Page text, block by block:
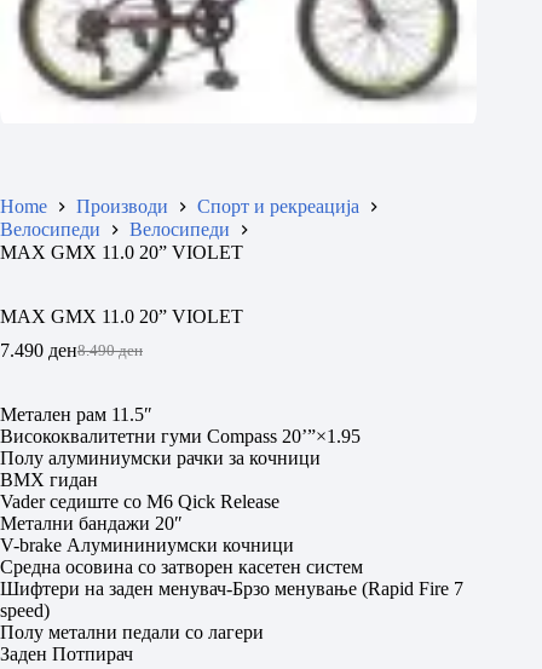
Home Производи
Спорт и рекреација
Велосипеди
Велосипеди
МАX GMX 11.0 20” VIOLET
МАX GMX 11.0 20” VIOLET
8.490ден
Original
8.490 ден.
7.490 денCurrent
7.490 ден.
Метален рам 11.5″
Висококвалитетни гуми Compass 20’”×1.95
Полу алуминиумски рачки за кочници
BMX гидан
Vader седиште со М6 Qick Release
Метални бандажи 20″
V-brake Алумининиумски кочници
Средна осовина со затворен касетен систем
Шифтери на заден менувач-Брзо менување (Rapid Fire 7
speed)
Полу метални педали со лагери
Заден Потпирач